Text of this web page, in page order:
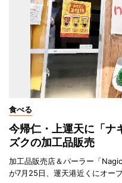
食べる
今帰仁・上運天に「
ズクの加工品販売
加工品販売店＆パーラー「
が7月25日、運天港近くにオープ